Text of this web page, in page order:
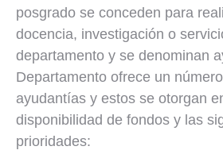
posgrado se conceden para
docencia, investigación o
departamento y se denominan
Departamento ofrece un
ayudantías y estos se otorgan
disponibilidad de fondos y las
prioridades: